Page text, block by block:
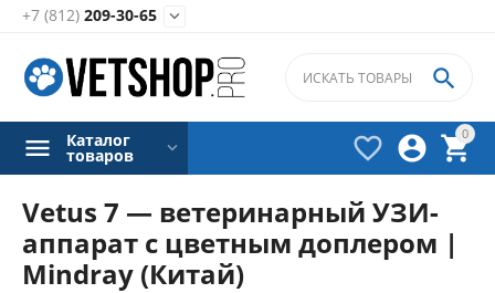
+7 (812) 209-30-65 
0




Каталог
товаров
Vetus 7 — ветеринарный УЗИ-
аппарат с цветным доплером |
Mindray (Китай)